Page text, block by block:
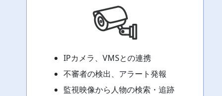
IPカメラ、VMSとの連携
不審者の検出、アラート発報
監視映像から人物の検索・追跡